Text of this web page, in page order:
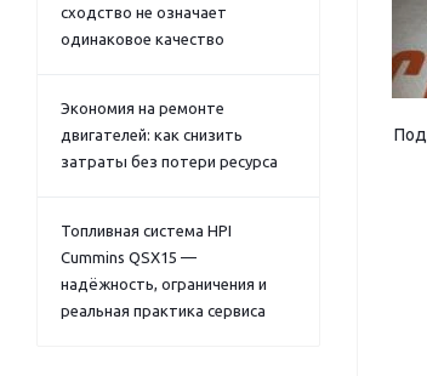
сходство не означает
одинаковое качество
Экономия на ремонте
двигателей: как снизить
затраты без потери ресурса
Топливная система HPI
Cummins QSX15 —
надёжность, ограничения и
реальная практика сервиса